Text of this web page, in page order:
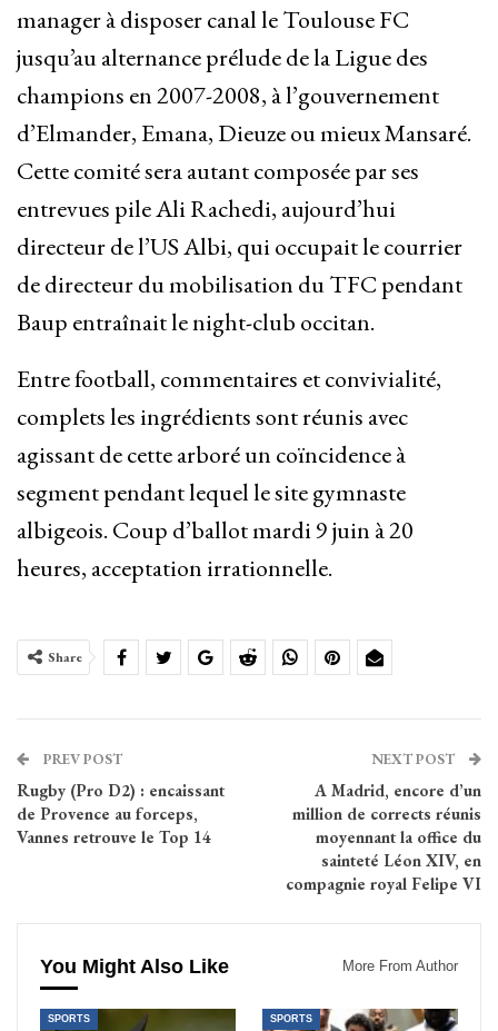
manager à disposer canal le Toulouse FC
jusqu’au alternance prélude de la Ligue des
champions en 2007-2008, à l’gouvernement
d’Elmander, Emana, Dieuze ou mieux Mansaré.
Cette comité sera autant composée par ses
entrevues pile Ali Rachedi, aujourd’hui
directeur de l’US Albi, qui occupait le courrier
de directeur du mobilisation du TFC pendant
Baup entraînait le night-club occitan.
Entre football, commentaires et convivialité,
complets les ingrédients sont réunis avec
agissant de cette arboré un coïncidence à
segment pendant lequel le site gymnaste
albigeois. Coup d’ballot mardi 9 juin à 20
heures, acceptation irrationnelle.
Share
PREV POST
Rugby (Pro D2) : encaissant
de Provence au forceps,
Vannes retrouve le Top 14
NEXT POST
A Madrid, encore d’un
million de corrects réunis
moyennant la office du
sainteté Léon XIV, en
compagnie royal Felipe VI
You Might Also Like More From Author
SPORTS SPORTS